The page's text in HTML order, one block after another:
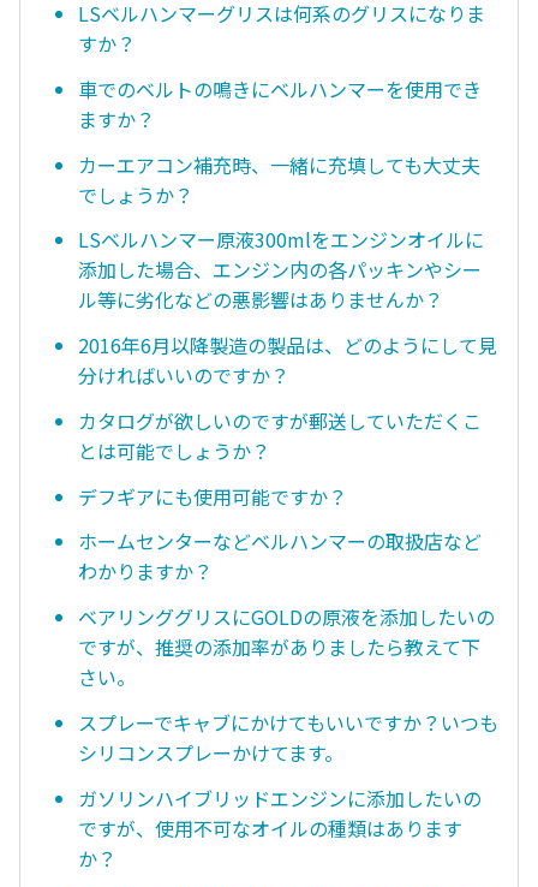
LSベルハンマーグリスは何系のグリスになりま
すか？
車でのベルトの鳴きにベルハンマーを使用でき
ますか？
カーエアコン補充時、一緒に充填しても大丈夫
でしょうか？
LSベルハンマー原液300mlをエンジンオイルに
添加した場合、エンジン内の各パッキンやシー
ル等に劣化などの悪影響はありませんか？
2016年6月以降製造の製品は、どのようにして見
分ければいいのですか？
カタログが欲しいのですが郵送していただくこ
とは可能でしょうか？
デフギアにも使用可能ですか？
ホームセンターなどベルハンマーの取扱店など
わかりますか？
ベアリンググリスにGOLDの原液を添加したいの
ですが、推奨の添加率がありましたら教えて下
さい。
スプレーでキャブにかけてもいいですか？いつも
シリコンスプレーかけてます。
ガソリンハイブリッドエンジンに添加したいの
ですが、使用不可なオイルの種類はあります
か？